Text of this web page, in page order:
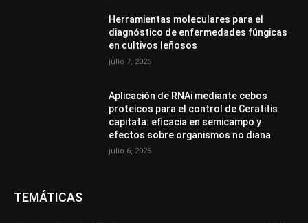
Herramientas moleculares para el
diagnóstico de enfermedades fúngicas
en cultivos leñosos
julio 7, 2026
Aplicación de RNAi mediante cebos
proteicos para el control de Ceratitis
capitata: eficacia en semicampo y
efectos sobre organismos no diana
julio 6, 2026
TEMÁTICAS